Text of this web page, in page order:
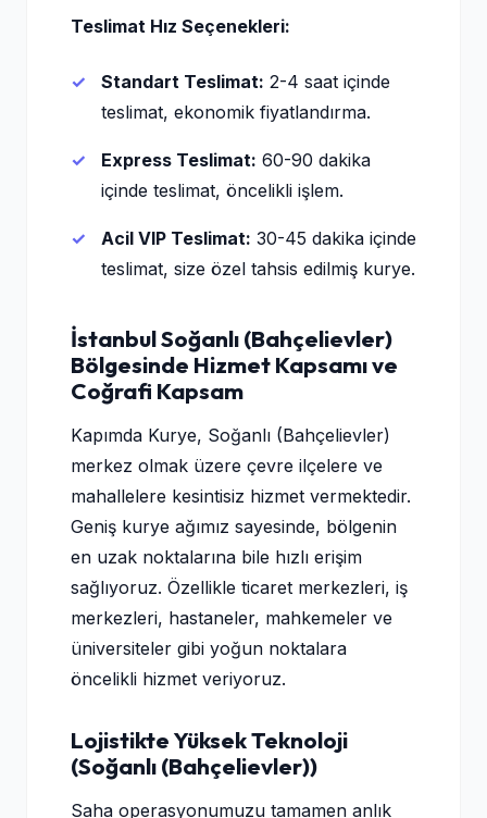
Teslimat Hız Seçenekleri:
Standart Teslimat: 2-4 saat içinde
teslimat, ekonomik fiyatlandırma.
Express Teslimat: 60-90 dakika
içinde teslimat, öncelikli işlem.
Acil VIP Teslimat: 30-45 dakika içinde
teslimat, size özel tahsis edilmiş kurye.
İstanbul Soğanlı (Bahçelievler)
Bölgesinde Hizmet Kapsamı ve
Coğrafi Kapsam
Kapımda Kurye, Soğanlı (Bahçelievler)
merkez olmak üzere çevre ilçelere ve
mahallelere kesintisiz hizmet vermektedir.
Geniş kurye ağımız sayesinde, bölgenin
en uzak noktalarına bile hızlı erişim
sağlıyoruz. Özellikle ticaret merkezleri, iş
merkezleri, hastaneler, mahkemeler ve
üniversiteler gibi yoğun noktalara
öncelikli hizmet veriyoruz.
Lojistikte Yüksek Teknoloji
(Soğanlı (Bahçelievler))
Saha operasyonumuzu tamamen anlık